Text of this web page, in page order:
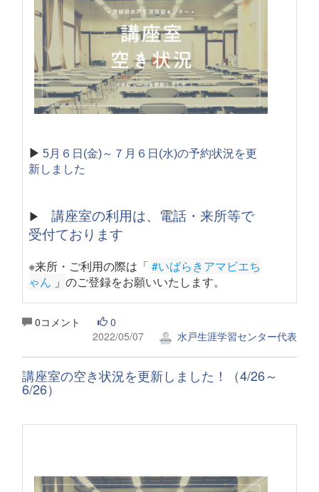
▶ 5月６日(金)～７月６日(水)の予約状況を更
新しました
▶ 講座室の利用は、電話・来所等で
受付ております
※来所・ご利用の際は「 #いばらきアマビエち
ゃん 」 のご登録をお願いいたします。
0コメント
0
2022/05/07
水戸生涯学習センター代表
講座室の空き状況を更新しました！（4/26～
6/26）